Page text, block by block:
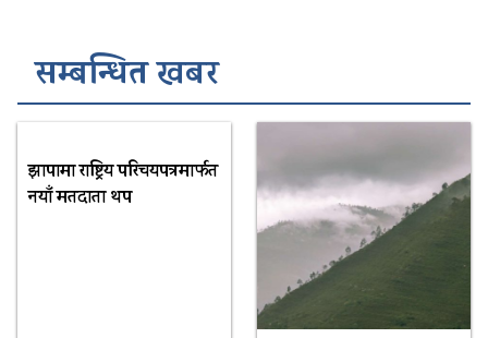
सम्बन्धित खबर
झापामा राष्ट्रिय परिचयपत्रमार्फत
नयाँ मतदाता थप